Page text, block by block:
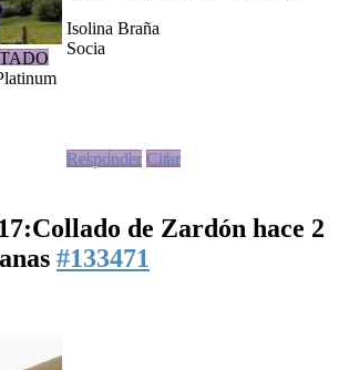
Isolina Braña
Socia
Responder Citar
de Zardón hace 2
#133471